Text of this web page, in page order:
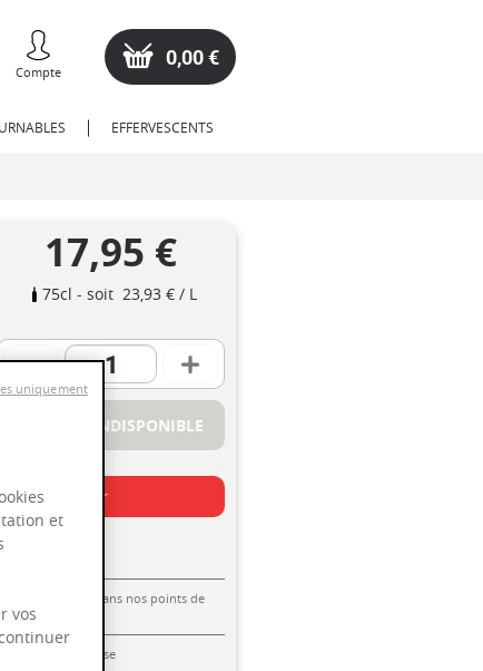
Compte
0,00 €
EFFERVESCENTS
17,95 €
75cl - soit 23,93 €/ L
PRODUIT INDISPONIBLE
Coup de Cœur
Livraison offerte dans nos points de
Emballage anti-casse
et
vos
uniquement